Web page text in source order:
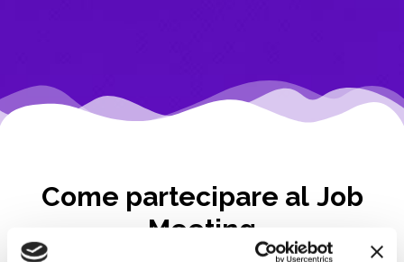
Come partecipare al Job
Meeting